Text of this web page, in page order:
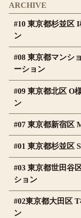
ARCHIVE
#10 東京都杉並区
ン
#08 東京都マンシ
ーション
#09 東京都北区 O
ン
#07 東京都新宿区
#01 東京都杉並区
#03 東京都世田谷
ション
#02東京都大田区
ン